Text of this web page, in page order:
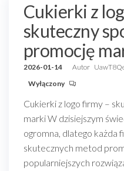
Cukierki z
skuteczny
promocję
2026-01-14 Autor
Wyłączony
Cukierki z logo firmy –
marki W dzisiejszym
ogromna, dlatego każda
skutecznych metod
popularniejszych